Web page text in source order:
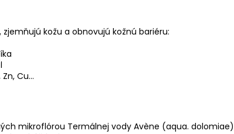
kožu a obnovujú kožnú bariéru:
Cu...
mikroflórou Termálnej vody Avène (aqua.